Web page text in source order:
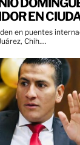
EN
en puentes
Ciudad Juárez, Chih....